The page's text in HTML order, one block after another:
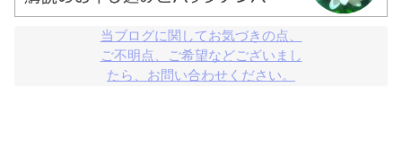
当ブログに関してお気づきの点、
ご不明点、ご希望などございまし
たら、お問い合わせください。